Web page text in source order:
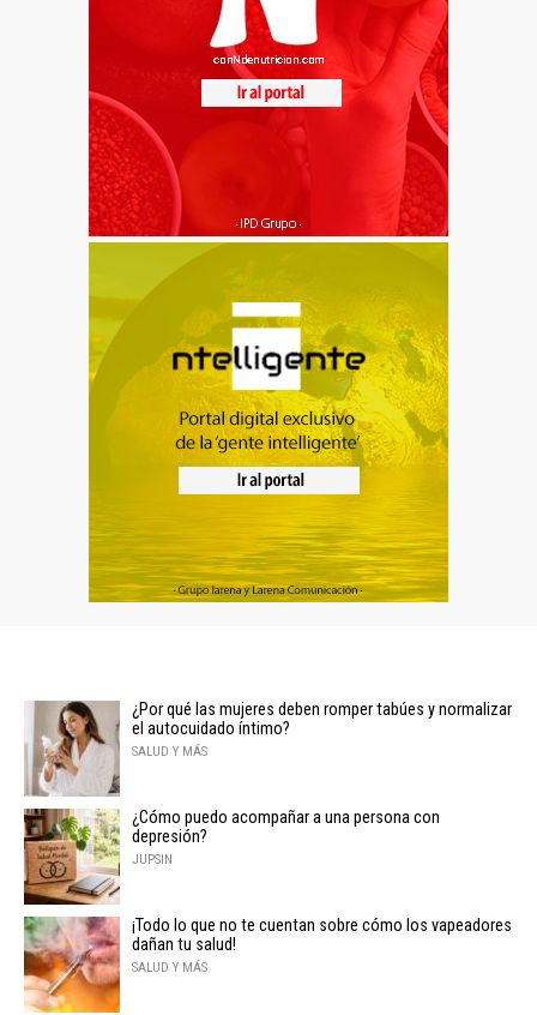
¿Por qué las mujeres deben romper tabúes y normalizar
el autocuidado íntimo?
SALUD Y MÁS
¿Cómo puedo acompañar a una persona con
depresión?
JUPSIN
¡Todo lo que no te cuentan sobre cómo los vapeadores
dañan tu salud!
SALUD Y MÁS